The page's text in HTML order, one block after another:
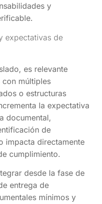
y
expectativas de
es relevante
múltiples
o estructuras
la expectativa
documental,
de
impacta directamente
cumplimiento.
desde la fase de
entrega de
mínimos y